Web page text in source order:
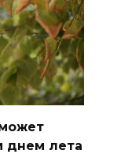
днем лета